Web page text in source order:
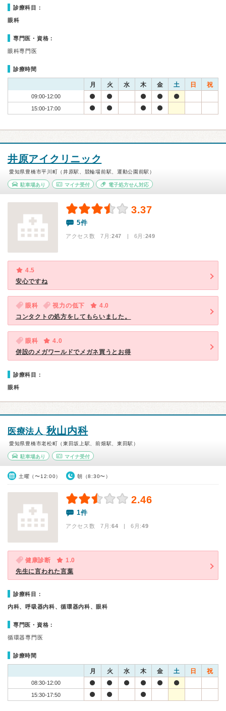
診療科目：
眼科
専門医・資格：
眼科専門医
診療時間
月 火 水 木 金 土 日 祝
09:00-12:00
15:00-17:00
井原アイクリニック
愛知県豊橋市平川町（井原駅、競輪場前駅、運動公園前駅）
駐車場あり マイナ受付 電子処方せん対応
3.37
5件
アクセス数 7月:247 | 6月:249
4.5
安心ですね
眼科 視力の低下
4.0
コンタクトの処方をしてもらいました。
眼科
4.0
併設のメガワールドでメガネ買うとお得
診療科目：
眼科
医療法人 秋山内科
愛知県豊橋市老松町（東田坂上駅、前畑駅、東田駅）
駐車場あり マイナ受付
土曜（〜12:00） 朝（8:30〜）
2.46
1件
アクセス数 7月:64 | 6月:49
健康診断
1.0
先生に言われた言葉
診療科目：
内科、呼吸器内科、循環器内科、眼科
専門医・資格：
循環器専門医
診療時間
月 火 水 木 金 土 日 祝
08:30-12:00
15:30-17:50